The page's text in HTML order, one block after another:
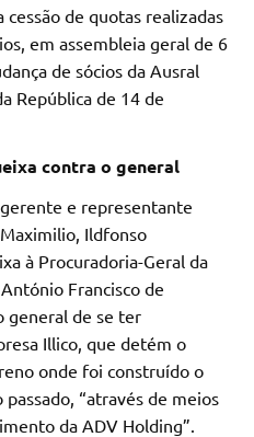
cessão de quotas realizadas
em assembleia geral de 6
de sócios da Ausral
República de 14 de
contra o general
e representante
Ildfonso
à Procuradoria-Geral da
Francisco de
general de se ter
Illico, que detém o
onde foi construído o
“através de meios
da ADV Holding”.